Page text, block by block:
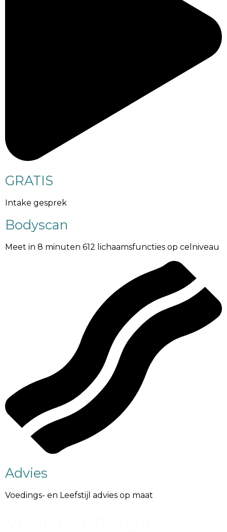
GRATIS
Intake gesprek
Bodyscan
Meet in 8 minuten 612 lichaamsfuncties op celniveau
Advies
Voedings- en Leefstijl advies op maat